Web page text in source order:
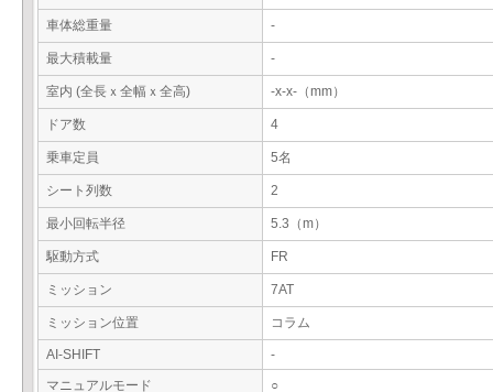
車体総重量 -
最大積載量 -
室内 (全長ｘ全幅ｘ全高) -x-x-（mm）
ドア数 4
乗車定員 5名
シート列数 2
最小回転半径 5.3（m）
駆動方式 FR
ミッション 7AT
ミッション位置 コラム
AI-SHIFT
-
マニュアルモード
○